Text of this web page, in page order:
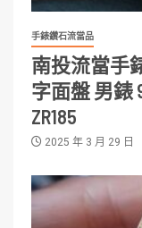
手錶鑽石流當品
南投流當手
字面盤 男錶
ZR185
2025 年 3 月 29 日